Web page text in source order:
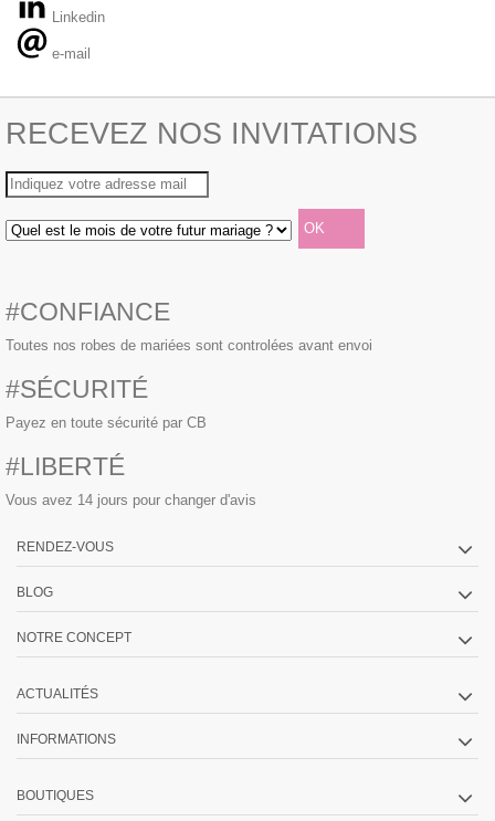
Linkedin
e-mail
RECEVEZ NOS INVITATIONS
#CONFIANCE
Toutes nos robes de mariées sont controlées avant envoi
#SÉCURITÉ
Payez en toute sécurité par CB
#LIBERTÉ
Vous avez 14 jours pour changer d'avis
RENDEZ-VOUS
BLOG
NOTRE CONCEPT
ACTUALITÉS
INFORMATIONS
BOUTIQUES